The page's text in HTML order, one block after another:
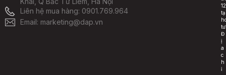
Liên hệ mua hàng: 0901.769.964
Email: marketing@dap.vn
Đ
ị
a
c
h
ỉ